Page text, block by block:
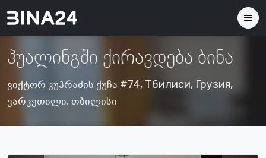
ჰუალინგში ქირავდება ბინა
ვიქტორ კუპრაძის ქუჩა #74, Тбилиси, Грузия,
ვარკეთილი, თბილისი